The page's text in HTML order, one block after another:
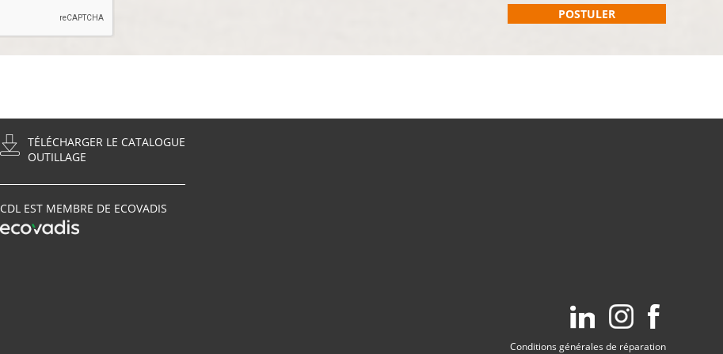
TÉLÉCHARGER LE CATALOGUE
OUTILLAGE
CDL EST MEMBRE DE ECOVADIS
Conditions générales de réparation